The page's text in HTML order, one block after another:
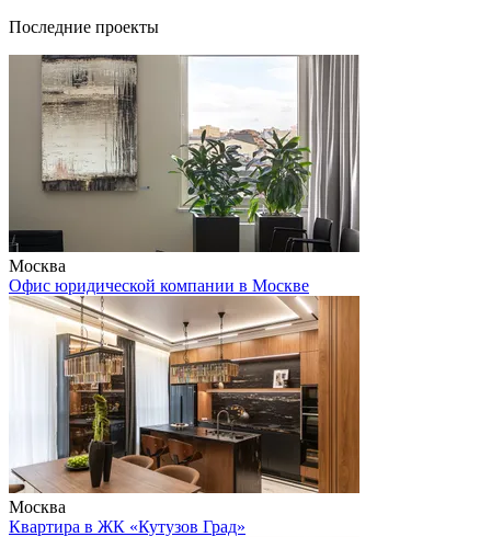
Последние проекты
Москва
Офис юридической компании в Москве
Москва
Квартира в ЖК «Кутузов Град»